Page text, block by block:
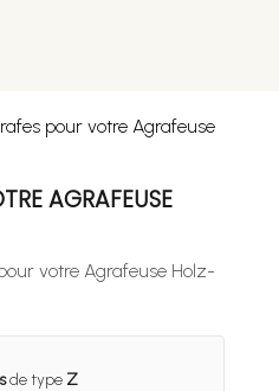
pour votre Agrafeuse
AGRAFEUSE
votre Agrafeuse Holz-
de type Z